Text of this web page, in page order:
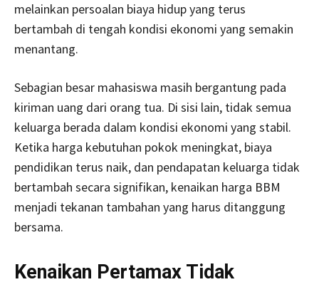
melainkan persoalan biaya hidup yang terus
bertambah di tengah kondisi ekonomi yang semakin
menantang.
Sebagian besar mahasiswa masih bergantung pada
kiriman uang dari orang tua. Di sisi lain, tidak semua
keluarga berada dalam kondisi ekonomi yang stabil.
Ketika harga kebutuhan pokok meningkat, biaya
pendidikan terus naik, dan pendapatan keluarga tidak
bertambah secara signifikan, kenaikan harga BBM
menjadi tekanan tambahan yang harus ditanggung
bersama.
Kenaikan Pertamax Tidak